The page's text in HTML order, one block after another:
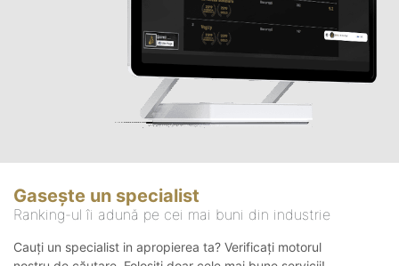
Gasește un specialist
Ranking-ul îi adună pe cei mai buni din industrie
Cauți un specialist in apropierea ta? Verificați motorul